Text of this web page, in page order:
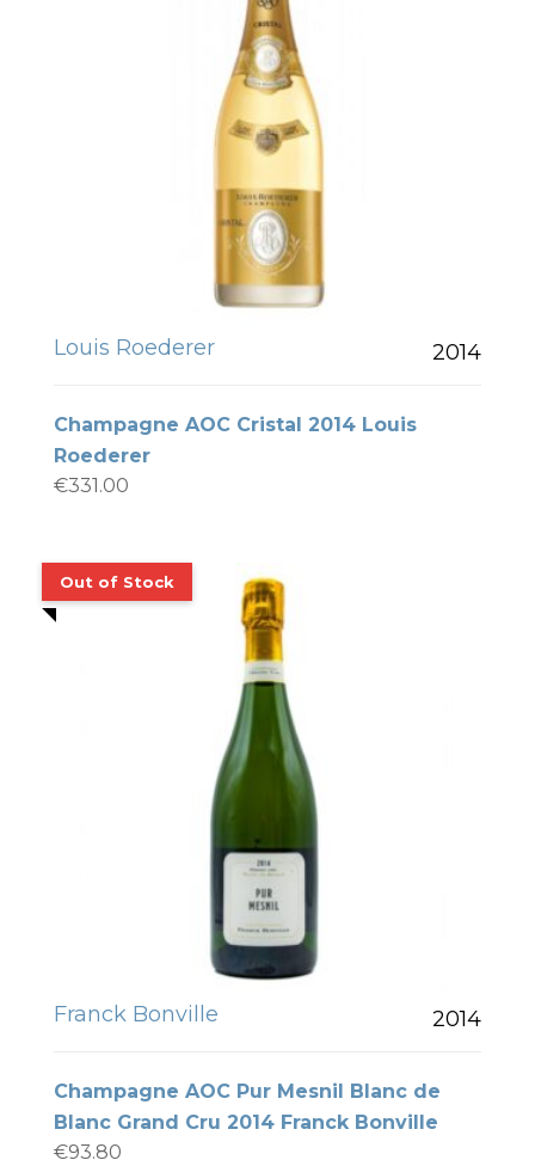
Louis Roederer 2014
Champagne AOC Cristal 2014 Louis
Roederer
€331.00
Franck Bonville 2014
Champagne AOC Pur Mesnil Blanc de
Blanc Grand Cru 2014 Franck Bonville
€93.80